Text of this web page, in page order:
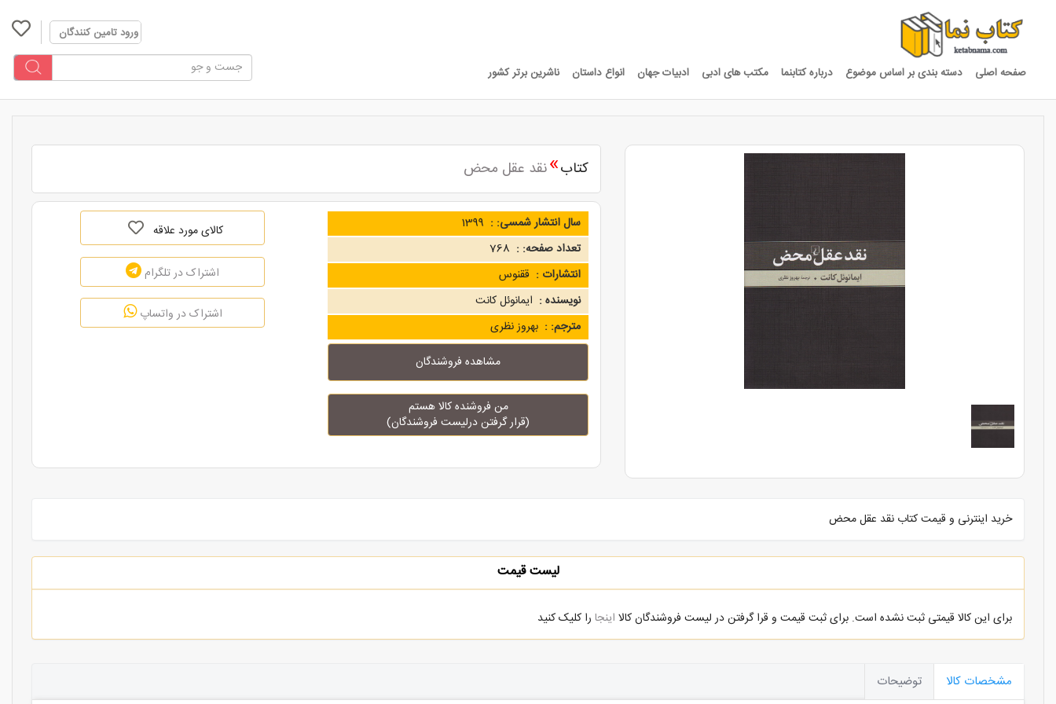
ورود تامین کنندگان
صفحه اصلی دسته بندی بر اساس موضوع درباره کتابنما مکتب های ادبی ادبیات جهان انواع داستان ناشرین برتر کشور
کتاب»نقد عقل محض
سال انتشار شمسی: : 1399
تعداد صفحه: : 768
انتشارات : ققنوس
نویسنده : ایمانوئل کانت
مترجم: : بهروز نظری
مشاهده فروشندگان
من فروشنده کالا هستم
(قرار گرفتن درلیست فروشندگان)
کالای مورد علاقه
اشتراک در تلگرام
اشتراک در واتساپ
خرید اینترنی و قیمت کتاب نقد عقل محض
لیست قیمت
برای این کالا قیمتی ثبت نشده است. برای ثبت قیمت و قرا گرفتن در لیست فروشندگان کالا اینجا را کلیک کنید
مشخصات کالا توضیحات